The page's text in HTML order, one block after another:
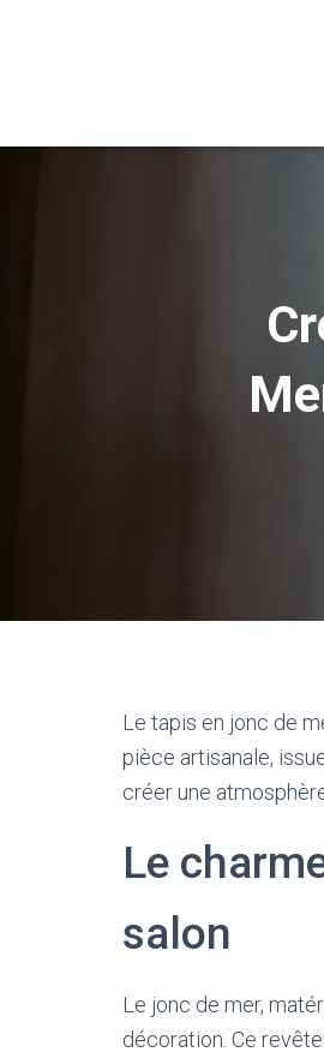
Le tapis en jonc de
pièce artisanale,
créer une
Le
salon
Le jonc de mer,
décoration. Ce